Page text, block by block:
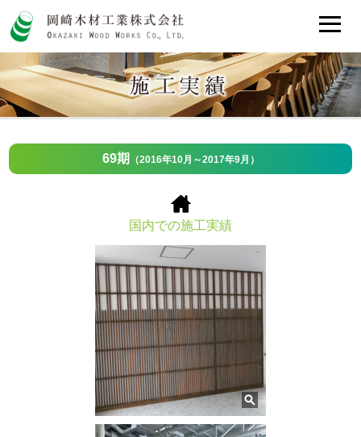
69期 （2016年10月～2017年9月）
国内での施工実績